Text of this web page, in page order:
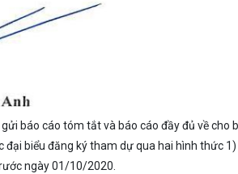
báo cáo tóm tắt và báo cáo đầy đủ về cho
biểu đăng ký tham dự qua hai hình thức 1)
ngày 01/10/2020.